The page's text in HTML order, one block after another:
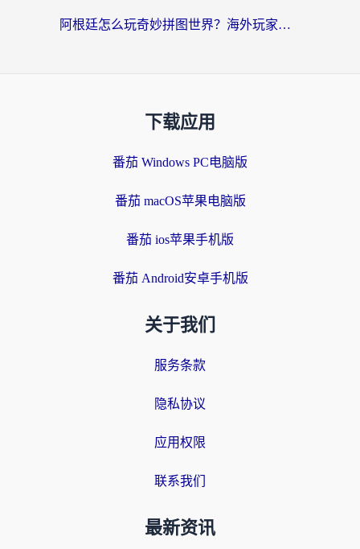
阿根廷怎么玩奇妙拼图世界？海外玩家国服游戏加速全攻略（附帕斯卡契约战舰少女解决方案）
下载应用
番茄 Windows PC电脑版
番茄 macOS苹果电脑版
番茄 ios苹果手机版
番茄 Android安卓手机版
关于我们
服务条款
隐私协议
应用权限
联系我们
最新资讯